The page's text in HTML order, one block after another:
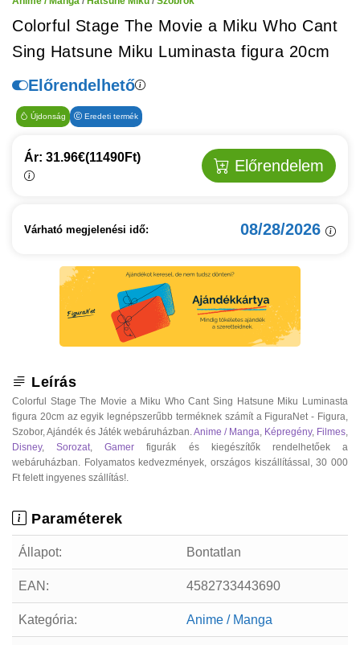
Colorful Stage The Movie a Miku Who Cant
Sing Hatsune Miku Luminasta figura 20cm
Előrendelhető
Újdonság Eredeti termék
Ár: 31.96€(11490Ft) Előrendelem
Várható megjelenési idő: 08/28/2026
Leírás
Colorful Stage The Movie a Miku Who Cant Sing Hatsune Miku Luminasta
figura 20cm az egyik legnépszerűbb terméknek számít a FiguraNet - Figura,
Szobor, Ajándék és Játék webáruházban.Anime / Manga, Képregény, Filmes,
Disney,Sorozat,Gamer figurák és kiegészítők rendelhetőek a
webáruházban. Folyamatos kedvezmények, országos kiszállítással, 30 000
Ft felett ingyenes szállítás!.
Paraméterek
Állapot: Bontatlan
EAN: 4582733443690
Kategória: Anime / Manga